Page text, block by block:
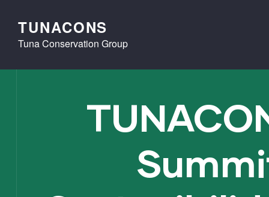
TUNACONS
Tuna Conservation Group